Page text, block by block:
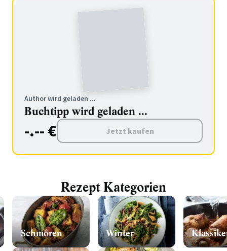
Author wird geladen ...
Buchtipp wird geladen ...
-.-- € Jetzt kaufen
Rezept Kategorien
Schmoren Winter